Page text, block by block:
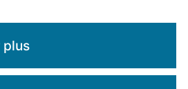
plus